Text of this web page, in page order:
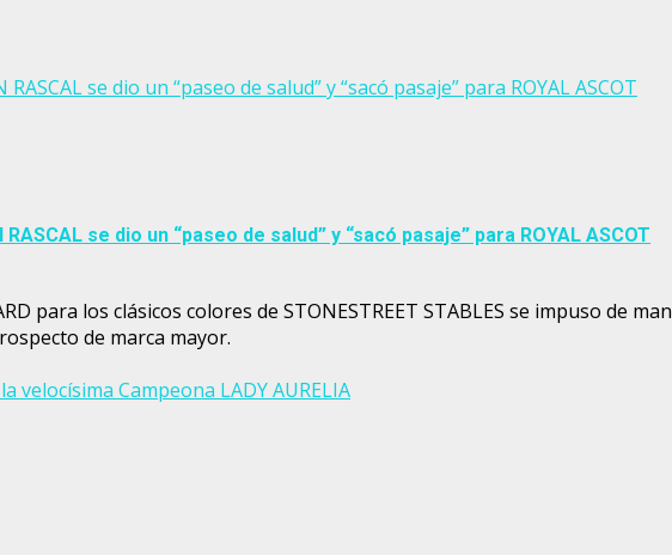
se dio un “paseo de salud” y “sacó pasaje” para ROYAL ASCOT
se dio un “paseo de salud” y “sacó pasaje” para ROYAL ASCOT
para los clásicos colores de STONESTREET STABLES se impuso de
de marca mayor.
velocísima Campeona LADY AURELIA